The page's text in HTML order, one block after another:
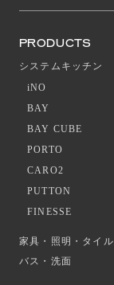
PRODUCTS
システムキッチン
iNO
BAY
BAY CUBE
PORTO
CARO2
PUTTON
FINESSE
家具・照明・タイル
バス・洗面